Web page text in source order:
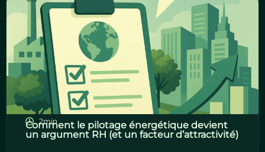
2min
Comment le pilotage énergétique devient
un argument RH (et un facteur d’attractivité)